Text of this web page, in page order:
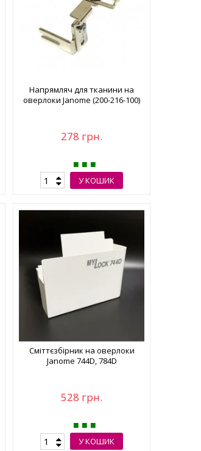
Напрямляч для тканини на
оверлоки Janome (200-216-100)
278 грн.
У КОШИК
Сміттєзбірник на оверлоки
Janome 744D, 784D
528 грн.
У КОШИК